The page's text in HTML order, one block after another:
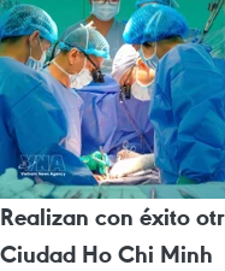
Realizan con éxito
Ciudad Ho Chi Minh